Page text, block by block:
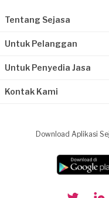
Tentang Sejasa
Untuk Pelanggan
Untuk Penyedia Jasa
Kontak Kami
Download Aplikasi